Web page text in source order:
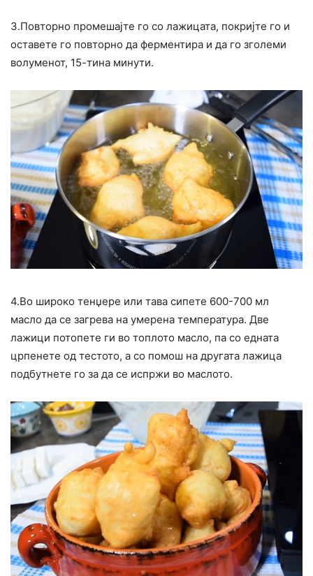
3.Повторно промешајте го со лажицата, покријте го и
оставете го повторно да ферментира и да го зголеми
волуменот, 15-тина минути.
4.Во широко тенџере или тава сипете 600-700 мл
масло да се загрева на умерена температура. Две
лажици потопете ги во топлото масло, па со едната
црпенете од тестото, а со помош на другата лажица
подбутнете го за да се испржи во маслото.